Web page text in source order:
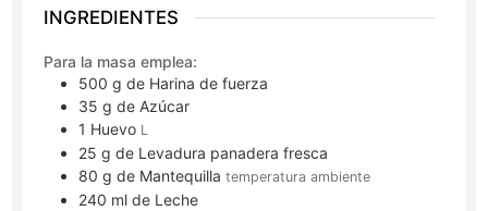
INGREDIENTES
Para la masa emplea:
500 g de Harina de fuerza
35 g de Azúcar
1 Huevo L
25 g de Levadura panadera fresca
80 g de Mantequillatemperatura ambiente
240 ml de Leche